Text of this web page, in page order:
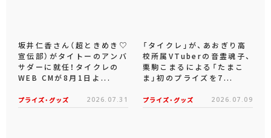
坂井仁香さん（超ときめき♡
宣伝部）がタイトーのアンバ
サダーに就任！タイクレの
WEB CMが8月1日よ...
プライズ・グッズ 2026.07.31
「タイクレ」が、あおぎり高
校所属VTuberの音霊魂子、
栗駒こまるによる「たまこ
ま」初のプライズを7...
プライズ・グッズ 2026.07.09